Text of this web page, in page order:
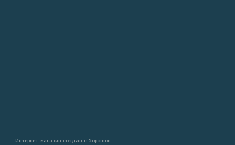
Интернет-магазин создан с Хорошоп